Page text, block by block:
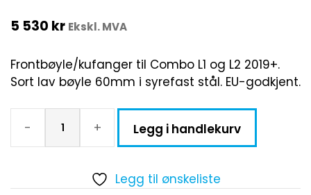
5 530 kr Ekskl. MVA
Frontbøyle/kufanger til Combo L1 og L2 2019+.
Sort lav bøyle 60mm i syrefast stål. EU-godkjent.
- + Legg i handlekurv
Legg til ønskeliste